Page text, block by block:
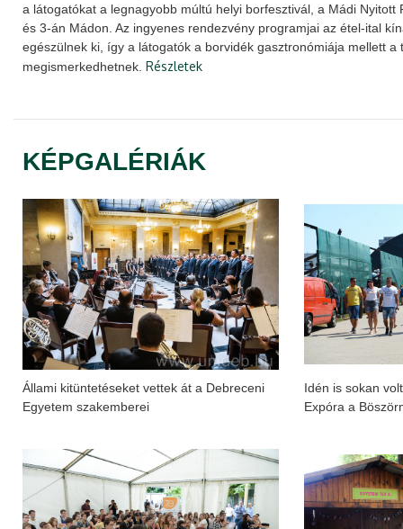
a látogatókat a legnagyobb múltú helyi borfesztivál, a Mádi Nyitott
és 3-án Mádon. Az ingyenes rendezvény programjai az étel-ital
egészülnek ki, így a látogatók a borvidék gasztronómiája mellett a
megismerkedhetnek. Részletek
KÉPGALÉRIÁK
Állami kitüntetéseket vettek át a Debreceni
Egyetem szakemberei
Idén is sokan
Expóra a